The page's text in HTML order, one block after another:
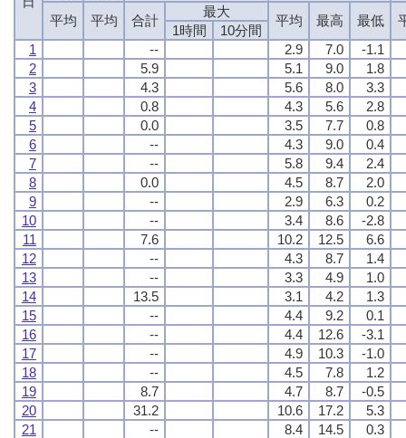
平均
平均 合計
最大
平均 最高 最低
1時間
10分間
1
-- 2.9 7.0
-1.1
2
5.9 5.1 9.0
1.8
3
4.3 5.6 8.0
3.3
4
0.8 4.3 5.6
2.8
5
0.0 3.5 7.7
0.8
6
-- 4.3 9.0
0.4
7
-- 5.8 9.4
2.4
8
0.0 4.5 8.7
2.0
9
-- 2.9 6.3
0.2
10
-- 3.4 8.6
-2.8
11
7.6 10.2 12.5
6.6
12
-- 4.3 8.7
1.4
13
-- 3.3 4.9
1.0
14
13.5 3.1 4.2
1.3
15
-- 4.4 9.2
0.1
16
-- 4.4 12.6
-3.1
17
-- 4.9 10.3
-1.0
18
-- 4.5 7.8
1.2
19
8.7 4.7 8.7
-0.5
20
31.2 10.6 17.2
5.3
21
-- 8.4 14.5
0.3